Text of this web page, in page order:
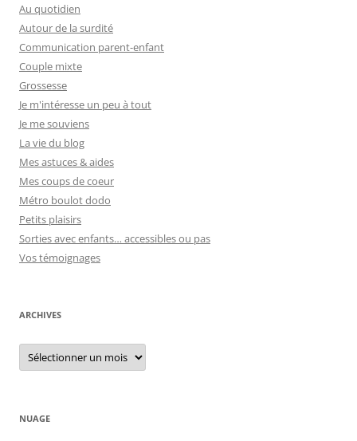
Au quotidien
Autour de la surdité
Communication parent-enfant
Couple mixte
Grossesse
Je m'intéresse un peu à tout
Je me souviens
La vie du blog
Mes astuces & aides
Mes coups de coeur
Métro boulot dodo
Petits plaisirs
Sorties avec enfants… accessibles ou pas
Vos témoignages
ARCHIVES
Archives
NUAGE